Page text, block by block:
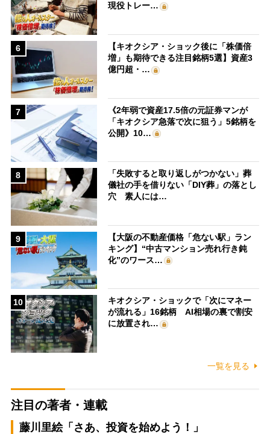
現役トレー…
6
【キオクシア・ショック後に「株価倍
増」も期待できる注目銘柄5選】資産3
億円超・…
7
《2年弱で資産17.5倍の元証券マンが
「キオクシア急落で次に狙う」5銘柄を
公開》10…
8
「失敗すると取り返しがつかない」葬
儀社の手を借りない「DIY葬」の落とし
穴 素人には…
9
【大阪の不動産価格「危ない駅」ラン
キング】“中古マンション売れ行き鈍
化”のワース…
10
キオクシア・ショックで「次にマネー
が流れる」16銘柄 AI相場の裏で割安
に放置され…
一覧を見る
注目の著者・連載
藤川里絵「さあ、投資を始めよう！」